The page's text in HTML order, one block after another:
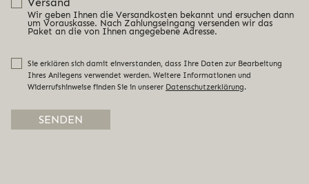
Wir geben Ihnen die Versandkosten bekannt und ersuchen dann
um Vorauskasse. Nach Zahlungseingang versenden wir das
Paket an die von Ihnen angegebene Adresse.
Sie erklären sich damit einverstanden, dass Ihre Daten zur Bearbeitung
Ihres Anliegens verwendet werden. Weitere Informationen und
Widerrufshinweise finden Sie in unserer Datenschutzerklärung.